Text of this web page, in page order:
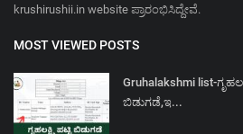
krushirushii.in website ಪ್ರಾರಂಭಿಸಿದ್ದೇವೆ.
MOST VIEWED POSTS
Gruhalakshmi list-
ಬಿಡುಗಡೆ,ಇ...